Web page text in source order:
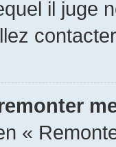
il juge
«